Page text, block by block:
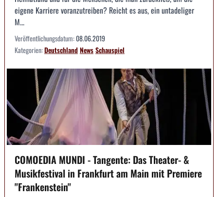
eigene Karriere voranzutreiben? Reicht es aus, ein untadeliger
M...
Veröffentlichungsdatum:08.06.2019
Kategorien:DeutschlandNewsSchauspiel
COMOEDIA MUNDI - Tangente: Das Theater- &
Musikfestival in Frankfurt am Main mit Premiere
"Frankenstein"